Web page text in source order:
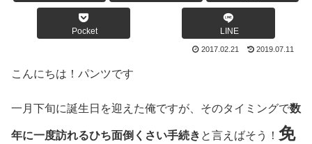
Pocket LINE
2017.02.21 2019.07.11
こんにちは！パンツです
一月下旬に誕生日を迎えた俺ですが、そのタイミングで数
年に一度訪れるひち面倒くさい手続き と言えばそう！ 免